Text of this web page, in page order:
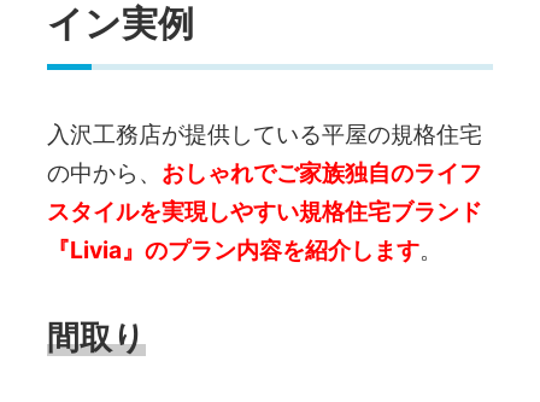
イン実例
入沢工務店が提供している平屋の規格住宅
の中から、 おしゃれでご家族独自のライフ
スタイルを実現しやすい規格住宅ブランド
『Livia』のプラン内容を紹介します。
間取り